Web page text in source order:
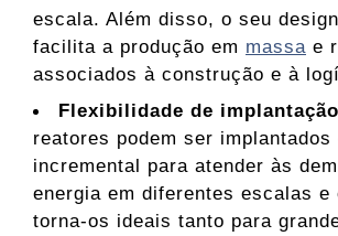
escala. Além disso, o seu
facilita a produção em massa e
associados à construção e à
Flexibilidade de implantação
reatores podem ser implantados
incremental para atender às
energia em diferentes escalas
torna-os ideais tanto para